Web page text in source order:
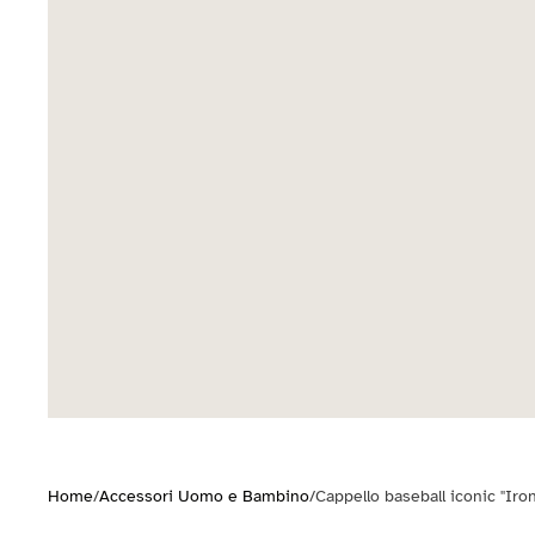
Home/Accessori Uomo e Bambino/Cappello baseball iconic